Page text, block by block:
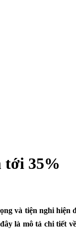
tới 35%
và tiện nghi
là mô tả chi tiết